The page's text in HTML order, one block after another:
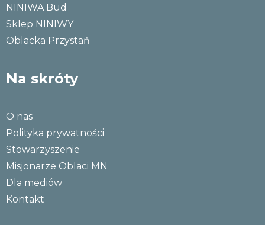
NINIWA Bud
Sklep NINIWY
Oblacka Przystań
Na skróty
O nas
Polityka prywatności
Stowarzyszenie
Misjonarze Oblaci MN
Dla mediów
Kontakt